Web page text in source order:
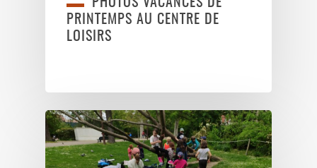
PRINTEMPS AU CENTRE DE
LOISIRS